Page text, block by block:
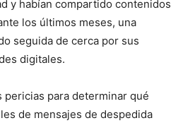
y habían compartido contenidos
los últimos meses, una
seguida de cerca por sus
digitales.
pericias para determinar qué
de mensajes de despedida